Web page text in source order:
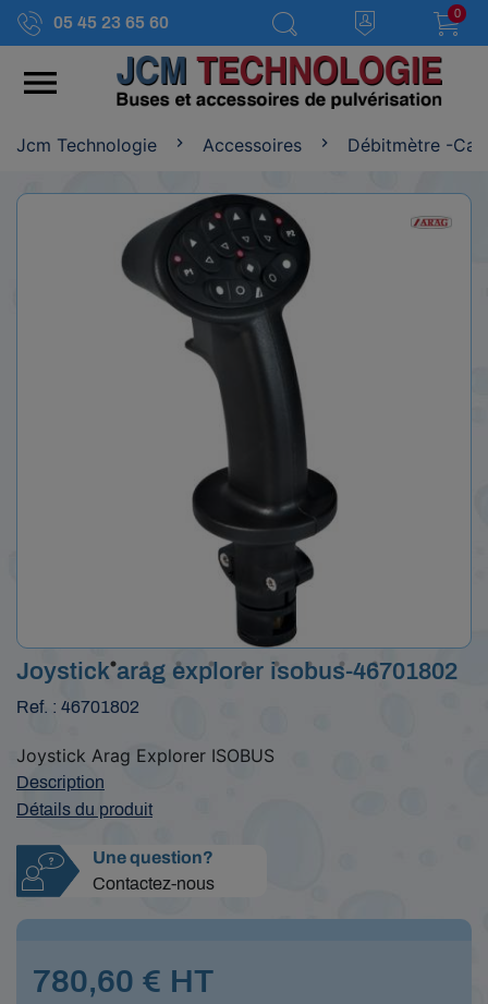
05 45 23 65 60
0

Jcm Technologie Accessoires Débitmètre -
Joystick arag explorer isobus-46701802
Ref. : 46701802
Joystick Arag Explorer ISOBUS
Description
Détails du produit
Une question?
Contactez-nous
780,60 € HT